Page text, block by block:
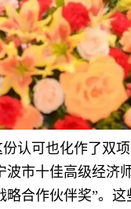
认可也化作了双
市十佳高级经济
合作伙伴奖”。